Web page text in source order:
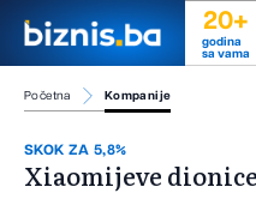
20+
godina
sa vama
Početna Kompanije
SKOK ZA 5,8%
Xiaomijeve